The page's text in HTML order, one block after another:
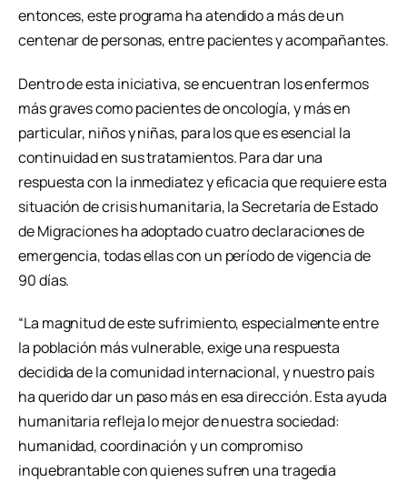
entonces, este programa ha atendido a más de un
centenar de personas, entre pacientes y acompañantes.
Dentro de esta iniciativa, se encuentran los enfermos
más graves como pacientes de oncología, y más en
particular, niños y niñas, para los que es esencial la
continuidad en sus tratamientos. Para dar una
respuesta con la inmediatez y eficacia que requiere esta
situación de crisis humanitaria, la Secretaría de Estado
de Migraciones ha adoptado cuatro declaraciones de
emergencia, todas ellas con un período de vigencia de
90 días.
“La magnitud de este sufrimiento, especialmente entre
la población más vulnerable, exige una respuesta
decidida de la comunidad internacional, y nuestro país
ha querido dar un paso más en esa dirección. Esta ayuda
humanitaria refleja lo mejor de nuestra sociedad:
humanidad, coordinación y un compromiso
inquebrantable con quienes sufren una tragedia